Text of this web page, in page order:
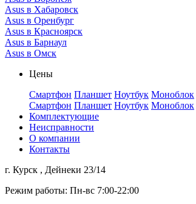
Asus в Хабаровск
Asus в Оренбург
Asus в Красноярск
Asus в Барнаул
Asus в Омск
Цены
Смартфон Планшет Ноутбук Моноблок
Смартфон Планшет Ноутбук Моноблок
Комплектующие
Неисправности
О компании
Контакты
г. Курск , Дейнеки 23/14
Режим работы: Пн-вс 7:00-22:00